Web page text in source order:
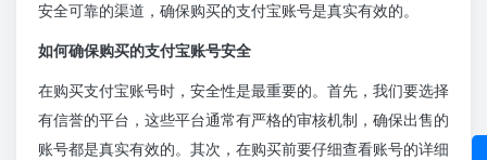
安全可靠的渠道，确保购买的支付宝账号是真实有效的。
如何确保购买的支付宝账号安全
在购买支付宝账号时，安全性是最重要的。首先，我们要选择
有信誉的平台，这些平台通常有严格的审核机制，确保出售的
账号都是真实有效的。其次，在购买前要仔细查看账号的详细